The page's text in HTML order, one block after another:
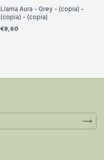
Llama Aura - Grey - (copia) -
(copia) - (copia)
€9,60